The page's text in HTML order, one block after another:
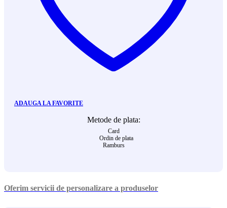
ADAUGA LA FAVORITE
Metode de plata:
Card
Ordin de plata
Ramburs
Oferim servicii de personalizare a produselor